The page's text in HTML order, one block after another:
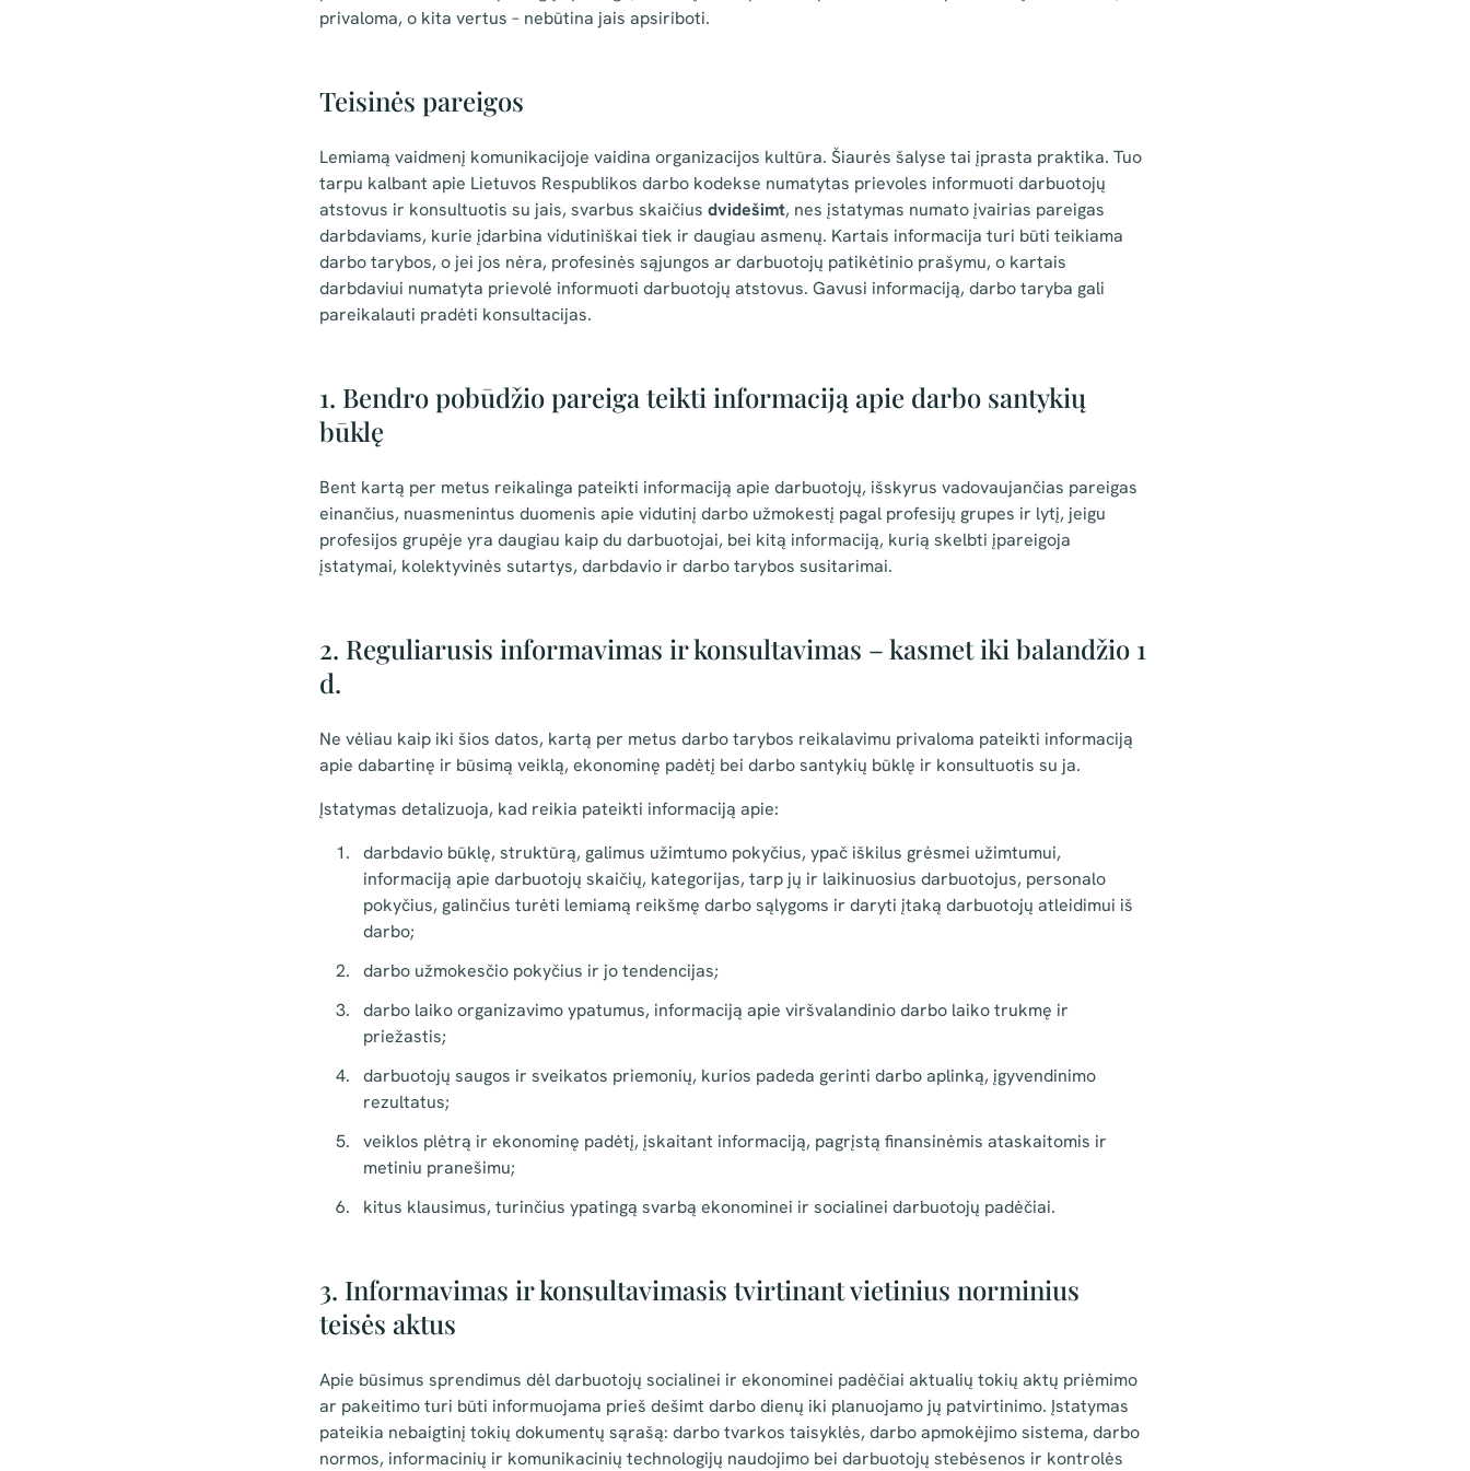
privaloma, o kita vertus – nebūtina jais apsiriboti.
Teisinės pareigos
Lemiamą vaidmenį komunikacijoje vaidina organizacijos kultūra. Šiaurės šalyse tai įprasta praktika. Tuo
tarpu kalbant apie Lietuvos Respublikos darbo kodekse numatytas prievoles informuoti darbuotojų
atstovus ir konsultuotis su jais, svarbus skaičius dvidešimt, nes įstatymas numato įvairias pareigas
darbdaviams, kurie įdarbina vidutiniškai tiek ir daugiau asmenų. Kartais informacija turi būti teikiama
darbo tarybos, o jei jos nėra, profesinės sąjungos ar darbuotojų patikėtinio prašymu, o kartais
darbdaviui numatyta prievolė informuoti darbuotojų atstovus. Gavusi informaciją, darbo taryba gali
pareikalauti pradėti konsultacijas.
1. Bendro pobūdžio pareiga teikti informaciją apie darbo santykių
būklę
Bent kartą per metus reikalinga pateikti informaciją apie darbuotojų, išskyrus vadovaujančias pareigas
einančius, nuasmenintus duomenis apie vidutinį darbo užmokestį pagal profesijų grupes ir lytį, jeigu
profesijos grupėje yra daugiau kaip du darbuotojai, bei kitą informaciją, kurią skelbti įpareigoja
įstatymai, kolektyvinės sutartys, darbdavio ir darbo tarybos susitarimai.
2. Reguliarusis informavimas ir konsultavimas – kasmet iki balandžio 1
d.
Ne vėliau kaip iki šios datos, kartą per metus darbo tarybos reikalavimu privaloma pateikti informaciją
apie dabartinę ir būsimą veiklą, ekonominę padėtį bei darbo santykių būklę ir konsultuotis su ja.
Įstatymas detalizuoja, kad reikia pateikti informaciją apie:
darbdavio būklę, struktūrą, galimus užimtumo pokyčius, ypač iškilus grėsmei užimtumui,
informaciją apie darbuotojų skaičių, kategorijas, tarp jų ir laikinuosius darbuotojus, personalo
pokyčius, galinčius turėti lemiamą reikšmę darbo sąlygoms ir daryti įtaką darbuotojų atleidimui iš
darbo;
darbo užmokesčio pokyčius ir jo tendencijas;
darbo laiko organizavimo ypatumus, informaciją apie viršvalandinio darbo laiko trukmę ir
priežastis;
darbuotojų saugos ir sveikatos priemonių, kurios padeda gerinti darbo aplinką, įgyvendinimo
rezultatus;
veiklos plėtrą ir ekonominę padėtį, įskaitant informaciją, pagrįstą finansinėmis ataskaitomis ir
metiniu pranešimu;
kitus klausimus, turinčius ypatingą svarbą ekonominei ir socialinei darbuotojų padėčiai.
3. Informavimas ir konsultavimasis tvirtinant vietinius norminius
teisės aktus
Apie būsimus sprendimus dėl darbuotojų socialinei ir ekonominei padėčiai aktualių tokių aktų priėmimo
ar pakeitimo turi būti informuojama prieš dešimt darbo dienų iki planuojamo jų patvirtinimo. Įstatymas
pateikia nebaigtinį tokių dokumentų sąrašą: darbo tvarkos taisyklės, darbo apmokėjimo sistema, darbo
normos, informacinių ir komunikacinių technologijų naudojimo bei darbuotojų stebėsenos ir kontrolės